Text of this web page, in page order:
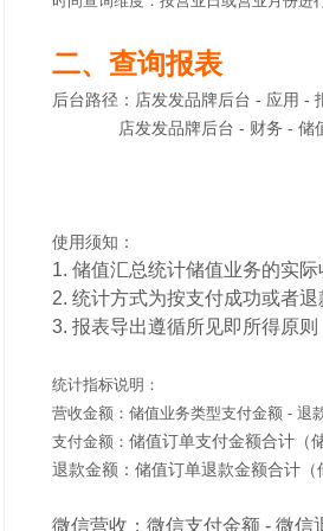
二、查询报表
后台路径：店发发品牌后台 - 应用 -
店发发品牌后台 - 财务 - 储
使用须知：
1. 储值汇总统计储值业务的实
2. 统计方式为按支付成功或者
3. 报表导出遵循所见即所得原
统计指标说明：
营收金额：储值业务类型支付金额 - 退
支付金额： 储值订单支付金额合计（
退款金额：储值订单退款金额合计（
微信营收：微信支付金额 - 微信